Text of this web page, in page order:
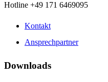
Hotline +49 171 6469095
Kontakt
Ansprechpartner
Downloads